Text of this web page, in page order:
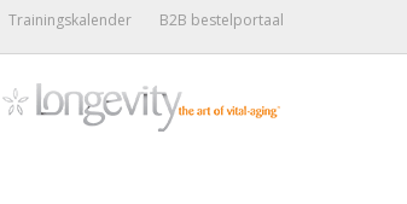
Trainingskalender B2B bestelportaal